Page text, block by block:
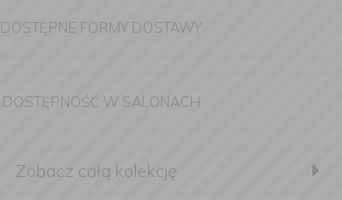
DOSTĘPNE FORMY DOSTAWY
DOSTĘPNOŚĆ W SALONACH
Zobacz całą kolekcję